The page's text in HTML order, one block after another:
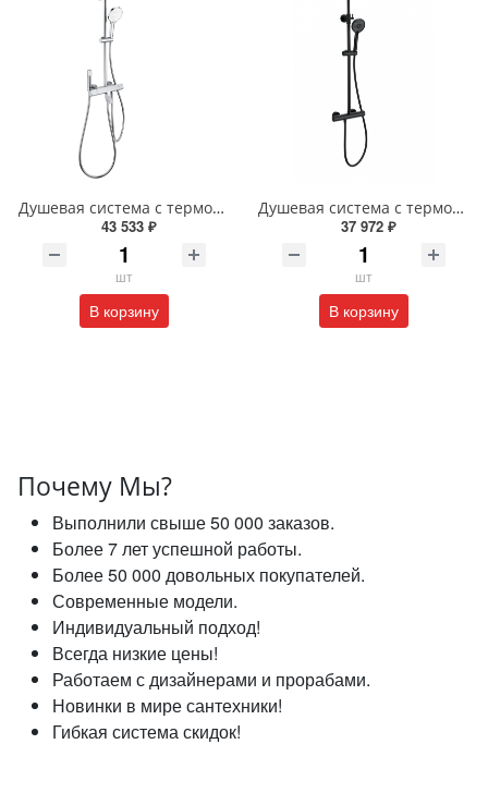
Душевая система с термостатом Wonzon & Woghand The ONE WW-B3094-CR хром
43 533 ₽
шт
В корзину
Душевая система с термостатом Wonzon & Woghand INN WW-B3047-A-MB черный матовый
37 972 ₽
шт
В корзину
Почему Мы?
Выполнили свыше 50 000 заказов.
Более 7 лет успешной работы.
Более 50 000 довольных покупателей.
Современные модели.
Индивидуальный подход!
Всегда низкие цены!
Работаем с дизайнерами и прорабами.
Новинки в мире сантехники!
Гибкая система скидок!